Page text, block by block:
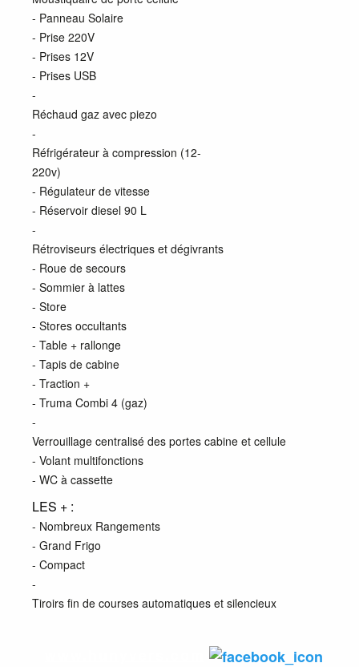
- Panneau Solaire
- Prise 220V
- Prises 12V
- Prises USB
-
Réchaud gaz avec piezo
-
Réfrigérateur à compression (12-
220v)
- Régulateur de vitesse
- Réservoir diesel 90 L
-
Rétroviseurs électriques et dégivrants
- Roue de secours
- Sommier à lattes
- Store
- Stores occultants
- Table + rallonge
- Tapis de cabine
- Traction +
- Truma Combi 4 (gaz)
-
Verrouillage centralisé des portes cabine et cellule
- Volant multifonctions
- WC à cassette
LES + :
- Nombreux Rangements
- Grand Frigo
- Compact
-
Tiroirs fin de courses automatiques et silencieux